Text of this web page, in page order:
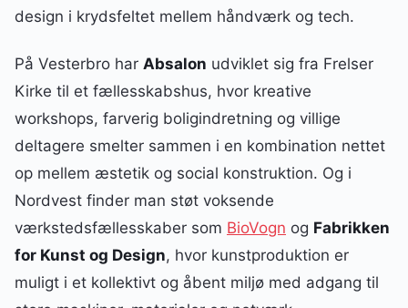
design i krydsfeltet mellem håndværk og tech.
På Vesterbro har Absalon udviklet sig fra Frelser
Kirke til et fællesskabshus, hvor kreative
workshops, farverig boligindretning og villige
deltagere smelter sammen i en kombination nettet
op mellem æstetik og social konstruktion. Og i
Nordvest finder man støt voksende
værkstedsfællesskaber som BioVogn og Fabrikken
for Kunst og Design, hvor kunstproduktion er
muligt i et kollektivt og åbent miljø med adgang til